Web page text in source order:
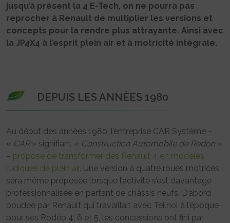
jusqu’à présent la 4 E-Tech, on ne pourra pas
reprocher à Renault de multiplier les versions et
concepts pour la rendre plus attrayante. Ainsi avec
la JP4X4 à l’esprit plein air et à motricité intégrale.
DEPUIS LES ANNÉES 1980
Au début des années 1980, l’entreprise CAR Système –
« CAR» signifiant « Construction Automobile de Redon»
– propose de transformer des Renault 4 en modèles
ludiques de plein air. Une version à quatre roues motrices
sera même proposée lorsque l’activité s’est davantage
professionnalisée en partant de châssis neufs. D’abord
boudée par Renault qui travaillait avec Teilhol à l’époque
pour ses Rodéo 4, 6 et 5, les concessions ont fini par